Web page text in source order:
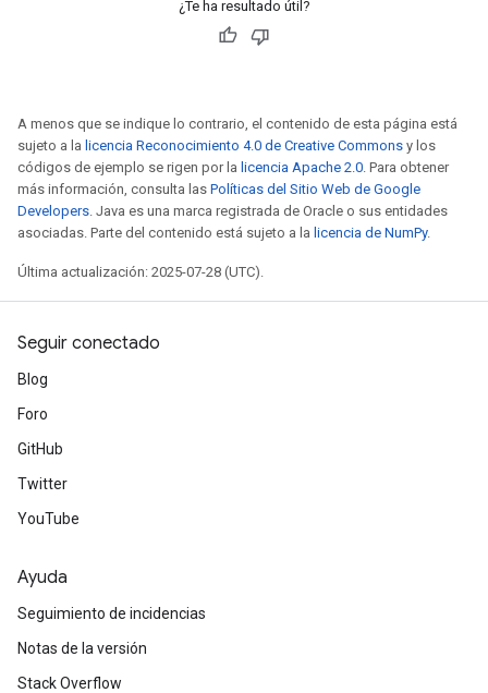
¿Te ha resultado útil?
A menos que se indique lo contrario, el contenido de esta página está
sujeto a la licencia Reconocimiento 4.0 de Creative Commons y los
códigos de ejemplo se rigen por la licencia Apache 2.0. Para obtener
más información, consulta las Políticas del Sitio Web de Google
Developers. Java es una marca registrada de Oracle o sus entidades
asociadas. Parte del contenido está sujeto a la licencia de NumPy.
Última actualización: 2025-07-28 (UTC).
Seguir conectado
Blog
Foro
GitHub
Twitter
YouTube
Ayuda
Seguimiento de incidencias
Notas de la versión
Stack Overflow